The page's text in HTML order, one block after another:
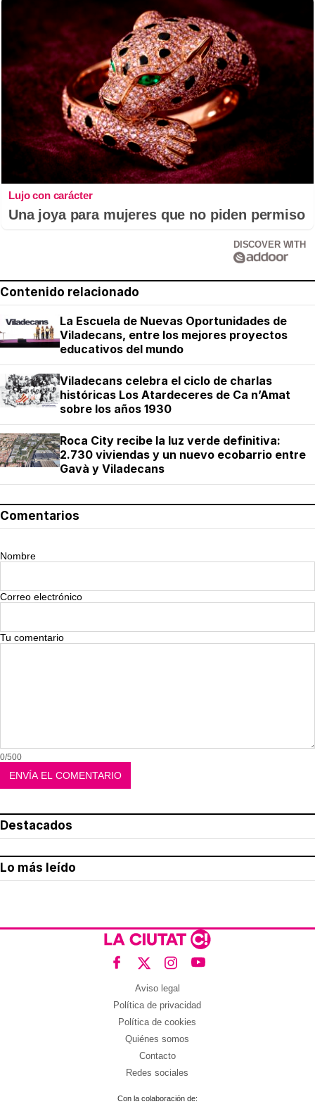
Lujo con carácter
Una joya para mujeres que no piden permiso
DISCOVER WITH
Contenido relacionado
La Escuela de Nuevas Oportunidades de
Viladecans, entre los mejores proyectos
educativos del mundo
Viladecans celebra el ciclo de charlas
históricas Los Atardeceres de Ca n’Amat
sobre los años 1930
Roca City recibe la luz verde definitiva:
2.730 viviendas y un nuevo ecobarrio entre
Gavà y Viladecans
Comentarios
Nombre
Correo electrónico
Tu comentario
0/500
Destacados
Lo más leído
Aviso legal
Política de privacidad
Política de cookies
Quiénes somos
Contacto
Redes sociales
Con la colaboración de: